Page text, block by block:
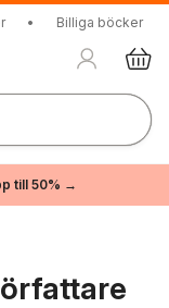
• Billiga böcker
till 50% →